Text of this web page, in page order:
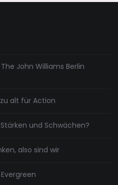
John Williams Berlin
alt für Action
und Schwächen?
also sind wir